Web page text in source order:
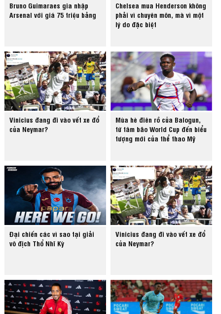
Bruno Guimaraes gia nhập
Arsenal với giá 75 triệu bảng
Chelsea mua Henderson không
phải vì chuyên môn, mà vì một
lý do đặc biệt
Vinicius đang đi vào vết xe đổ
của Neymar?
Mùa hè điên rồ của Balogun,
từ tâm bão World Cup đến biểu
tượng mới của thể thao Mỹ
Đại chiến các vì sao tại giải
vô địch Thổ Nhĩ Kỳ
Vinicius đang đi vào vết xe đổ
của Neymar?